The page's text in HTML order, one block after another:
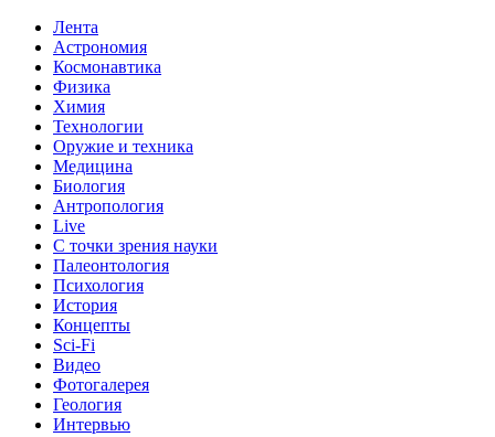
Лента
Астрономия
Космонавтика
Физика
Химия
Технологии
Оружие и техника
Медицина
Биология
Антропология
Live
С точки зрения науки
Палеонтология
Психология
История
Концепты
Sci-Fi
Видео
Фотогалерея
Геология
Интервью